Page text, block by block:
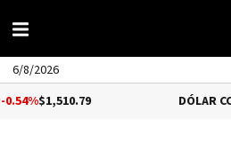
6/8/2026
-0.72%